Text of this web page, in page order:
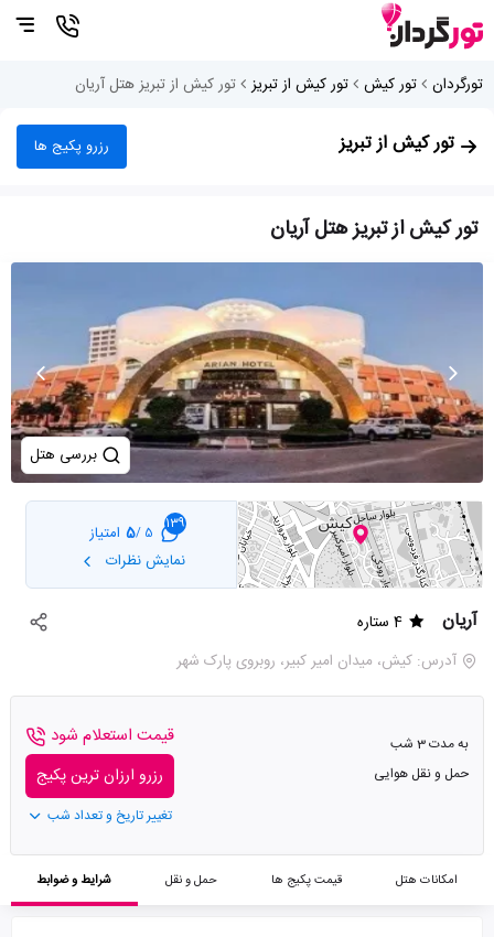
تورگردان تور کیش تور کیش از تبریز تور کیش از تبریز هتل آریان
تور کیش از تبریز رزرو پکیج ها
تور کیش از تبریز هتل آریان
بررسی هتل
139
5 /
5 امتیاز
نمایش نظرات
آریان
4 ستاره
آدرس: کیش، میدان امیر کبیر، روبروی پارک شهر
به مدت 3 شب
حمل و نقل هوایی
قیمت استعلام شود
رزرو ارزان ترین پکیج
تغییر تاریخ و تعداد شب
امکانات هتل قیمت پکیج ها حمل و نقل شرایط و ضوابط